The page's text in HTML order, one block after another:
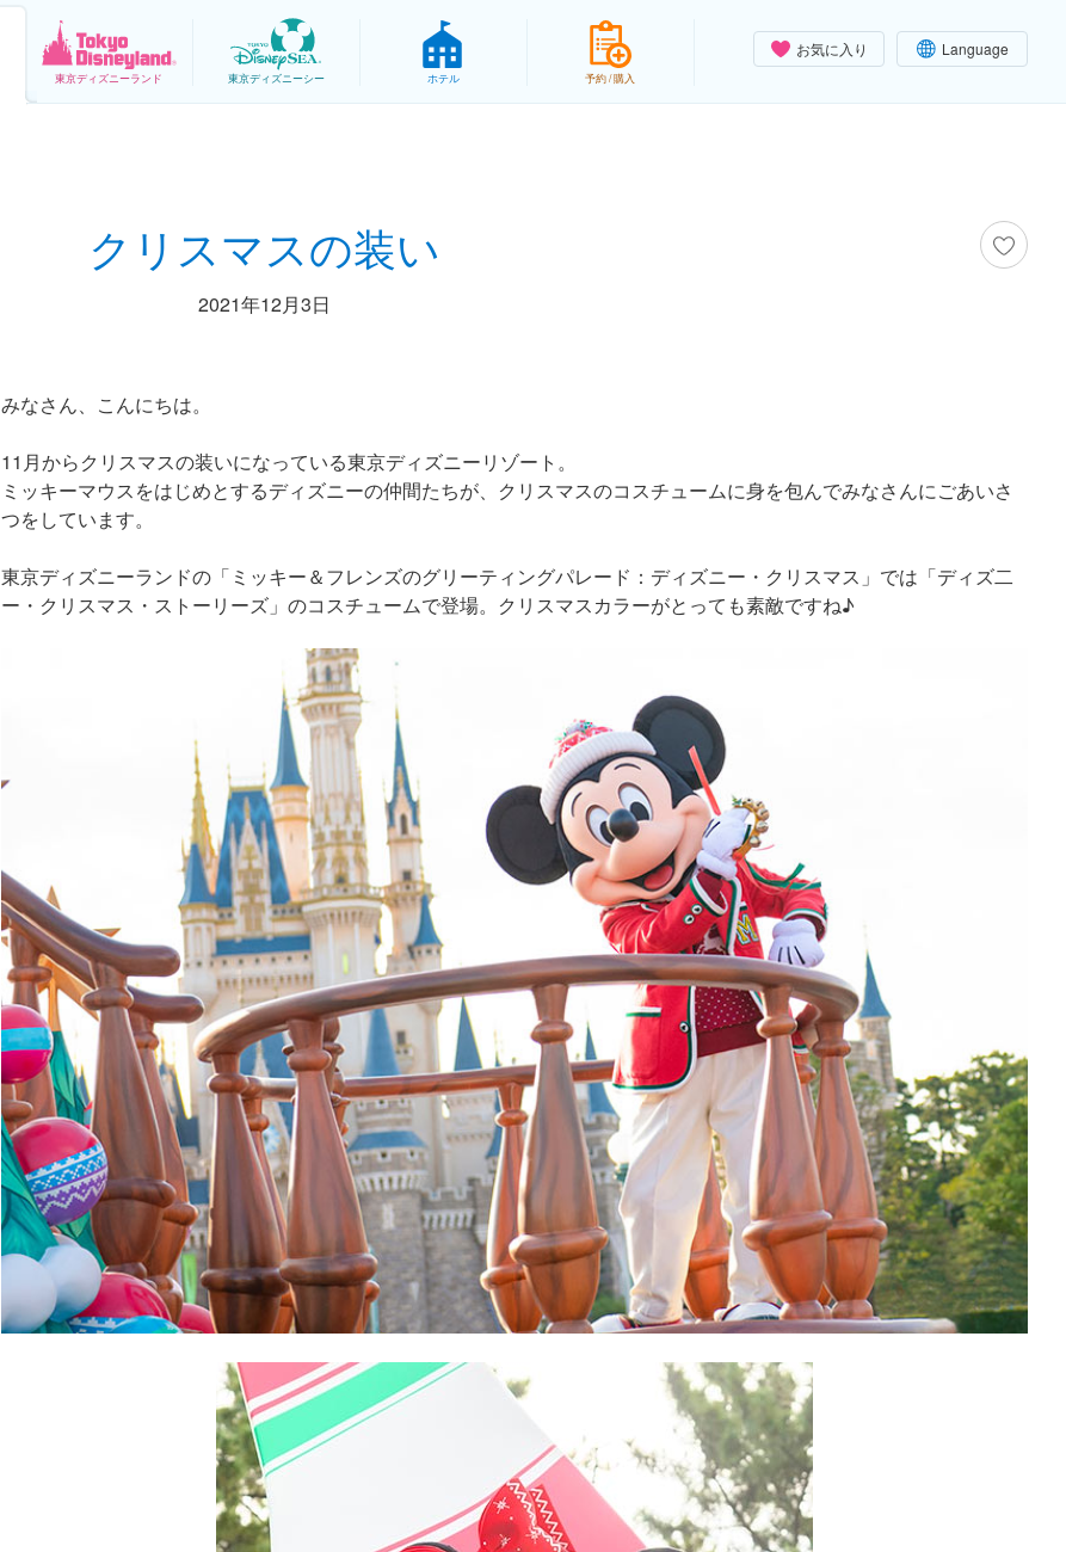
お気に入り Language
東京ディズニーランド 東京ディズニーシー ホテル 予約 / 購入
クリスマスの装い
2021年12月3日
みなさん、こんにちは。
11月からクリスマスの装いになっている東京ディズニーリゾート。
ミッキーマウスをはじめとするディズニーの仲間たちが、クリスマスのコスチュームに身を包んでみなさんにごあいさ
つをしています。
東京ディズニーランドの「ミッキー＆フレンズのグリーティングパレード：ディズニー・クリスマス」では「ディズ二
ー・クリスマス・ストーリーズ」のコスチュームで登場。クリスマスカラーがとっても素敵ですね♪